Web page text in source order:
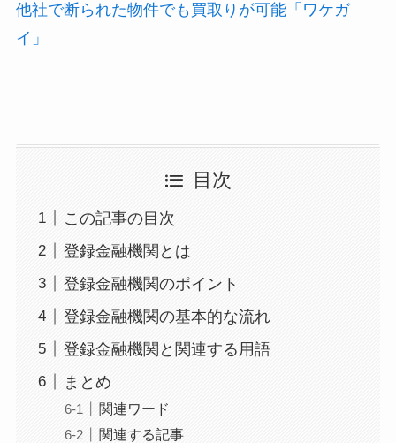
他社で断られた物件でも買取りが可能「ワケガ
イ」
目次
この記事の目次
登録金融機関とは
登録金融機関のポイント
登録金融機関の基本的な流れ
登録金融機関と関連する用語
まとめ
関連ワード
関連する記事